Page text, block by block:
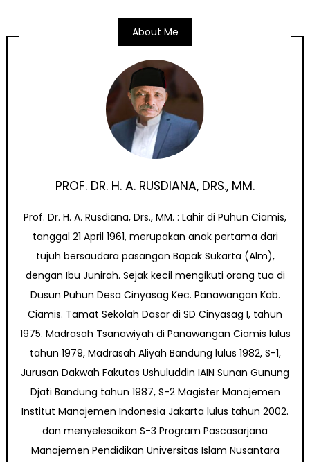
About Me
PROF. DR. H. A. RUSDIANA, DRS., MM.
Prof. Dr. H. A. Rusdiana, Drs., MM. : Lahir di Puhun Ciamis,
tanggal 21 April 1961, merupakan anak pertama dari
tujuh bersaudara pasangan Bapak Sukarta (Alm),
dengan Ibu Junirah. Sejak kecil mengikuti orang tua di
Dusun Puhun Desa Cinyasag Kec. Panawangan Kab.
Ciamis. Tamat Sekolah Dasar di SD Cinyasag I, tahun
1975. Madrasah Tsanawiyah di Panawangan Ciamis lulus
tahun 1979, Madrasah Aliyah Bandung lulus 1982, S-1,
Jurusan Dakwah Fakutas Ushuluddin IAIN Sunan Gunung
Djati Bandung tahun 1987, S-2 Magister Manajemen
Institut Manajemen Indonesia Jakarta lulus tahun 2002.
dan menyelesaikan S-3 Program Pascasarjana
Manajemen Pendidikan Universitas Islam Nusantara